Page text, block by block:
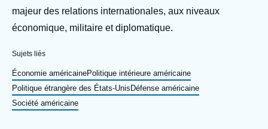
Analyses
Événements
À propos de l'Ifri
L'Ifri en bref Proche-Orient
majeur des relations internationales, aux niveaux
économique, militaire et diplomatique.
Sujets liés
Économie américainePolitique intérieure américaine
Politique étrangère des États-Unis Défense américaine
Société américaine